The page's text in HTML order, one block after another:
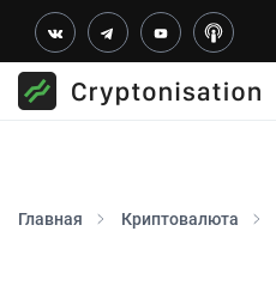
Главная Криптовалюта